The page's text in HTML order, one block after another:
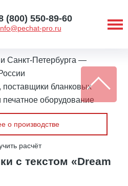
pro.ru
(800) 550-89-60
Санкт-Петербурга —
поставщики бланковых
печатное оборудование
о производстве
расчёт
с текстом «Dream